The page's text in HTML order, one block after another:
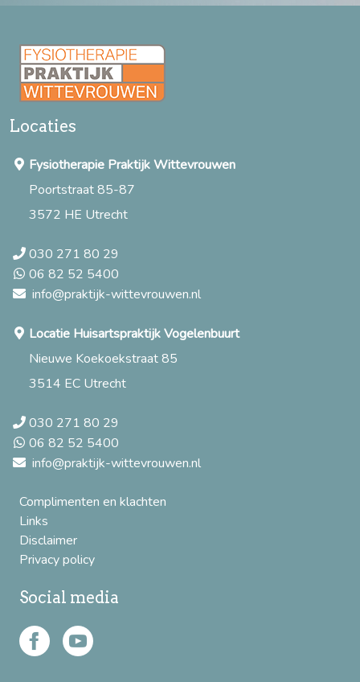
Locaties
Fysiotherapie Praktijk Wittevrouwen
Poortstraat 85-87
3572 HE Utrecht
030 271 80 29
06 82 52 5400
info@praktijk-wittevrouwen.nl
Locatie Huisartspraktijk Vogelenbuurt
Nieuwe Koekoekstraat 85
3514 EC Utrecht
030 271 80 29
06 82 52 5400
info@praktijk-wittevrouwen.nl
Complimenten en klachten
Links
Disclaimer
Privacy policy
Social media